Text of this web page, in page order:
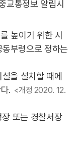
교통정보 알림시
높이기 위한 시
부령으로 정하는
을 설치할 때에
. <개정 2020. 12.
또는 경찰서장